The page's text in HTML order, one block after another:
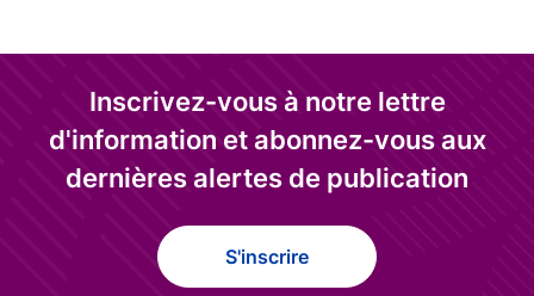
Inscrivez-vous à notre lettre
d'information et abonnez-vous aux
dernières alertes de publication
S'inscrire